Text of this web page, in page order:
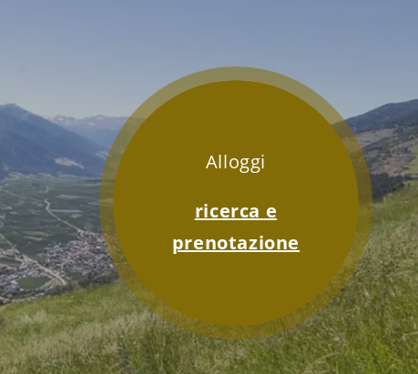
Alloggi
ricerca e
prenotazione